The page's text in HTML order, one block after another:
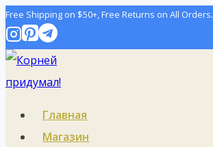
Перейти
к
содержимому
Free Shipping on $50+, Free Returns on All Orders.
Главная
Магазин